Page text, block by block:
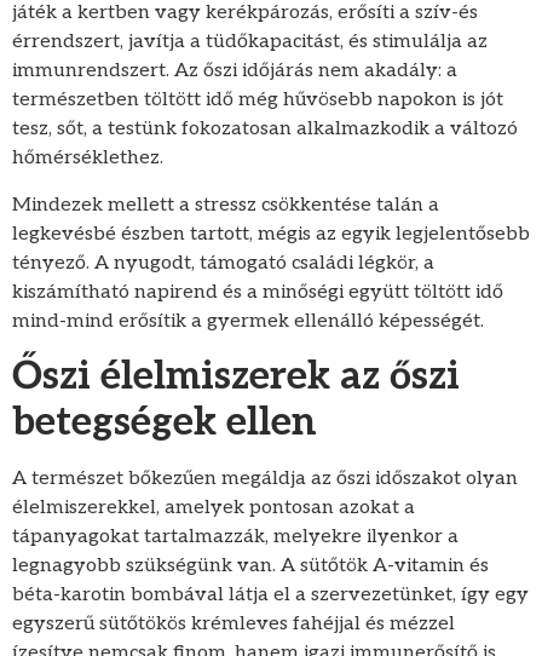
játék a kertben vagy kerékpározás, erősíti a szív-és
érrendszert, javítja a tüdőkapacitást, és stimulálja az
immunrendszert. Az őszi időjárás nem akadály: a
természetben töltött idő még hűvösebb napokon is jót
tesz, sőt, a testünk fokozatosan alkalmazkodik a változó
hőmérséklethez.
Mindezek mellett a stressz csökkentése talán a
legkevésbé észben tartott, mégis az egyik legjelentősebb
tényező. A nyugodt, támogató családi légkör, a
kiszámítható napirend és a minőségi együtt töltött idő
mind-mind erősítik a gyermek ellenálló képességét.
Őszi élelmiszerek az őszi
betegségek ellen
A természet bőkezűen megáldja az őszi időszakot olyan
élelmiszerekkel, amelyek pontosan azokat a
tápanyagokat tartalmazzák, melyekre ilyenkor a
legnagyobb szükségünk van. A sütőtök A-vitamin és
béta-karotin bombával látja el a szervezetünket, így egy
egyszerű sütőtökös krémleves fahéjjal és mézzel